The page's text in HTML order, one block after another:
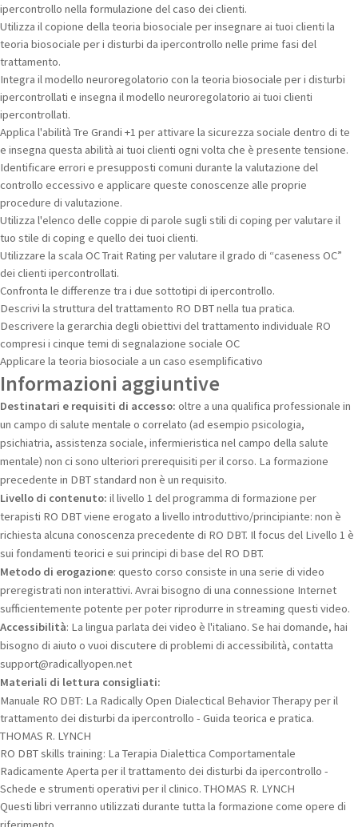
ipercontrollo nella formulazione del caso dei clienti.
Utilizza il copione della teoria biosociale per insegnare ai tuoi clienti la
teoria biosociale per i disturbi da ipercontrollo nelle prime fasi del
trattamento.
Integra il modello neuroregolatorio con la teoria biosociale per i disturbi
ipercontrollati e insegna il modello neuroregolatorio ai tuoi clienti
ipercontrollati.
Applica l'abilità Tre Grandi +1 per attivare la sicurezza sociale dentro di te
e insegna questa abilità ai tuoi clienti ogni volta che è presente tensione.
Identificare errori e presupposti comuni durante la valutazione del
controllo eccessivo e applicare queste conoscenze alle proprie
procedure di valutazione.
Utilizza l'elenco delle coppie di parole sugli stili di coping per valutare il
tuo stile di coping e quello dei tuoi clienti.
Utilizzare la scala OC Trait Rating per valutare il grado di “caseness OC”
dei clienti ipercontrollati.
Confronta le differenze tra i due sottotipi di ipercontrollo.
Descrivi la struttura del trattamento RO DBT nella tua pratica.
Descrivere la gerarchia degli obiettivi del trattamento individuale RO
compresi i cinque temi di segnalazione sociale OC
Applicare la teoria biosociale a un caso esemplificativo
Informazioni aggiuntive
Destinatari e requisiti di accesso: oltre a una qualifica professionale in
un campo di salute mentale o correlato (ad esempio psicologia,
psichiatria, assistenza sociale, infermieristica nel campo della salute
mentale) non ci sono ulteriori prerequisiti per il corso. La formazione
precedente in DBT standard non è un requisito.
Livello di contenuto: il livello 1 del programma di formazione per
terapisti RO DBT viene erogato a livello introduttivo/principiante: non è
richiesta alcuna conoscenza precedente di RO DBT. Il focus del Livello 1 è
sui fondamenti teorici e sui principi di base del RO DBT.
Metodo di erogazione: questo corso consiste in una serie di video
preregistrati non interattivi. Avrai bisogno di una connessione Internet
sufficientemente potente per poter riprodurre in streaming questi video.
Accessibilità: La lingua parlata dei video è l'italiano. Se hai domande, hai
bisogno di aiuto o vuoi discutere di problemi di accessibilità, contatta
support@radicallyopen.net
Materiali di lettura consigliati:
Manuale RO DBT: La Radically Open Dialectical Behavior Therapy per il
trattamento dei disturbi da ipercontrollo - Guida teorica e pratica.
THOMAS R. LYNCH
RO DBT skills training: La Terapia Dialettica Comportamentale
Radicamente Aperta per il trattamento dei disturbi da ipercontrollo -
Schede e strumenti operativi per il clinico. THOMAS R. LYNCH
Questi libri verranno utilizzati durante tutta la formazione come opere di